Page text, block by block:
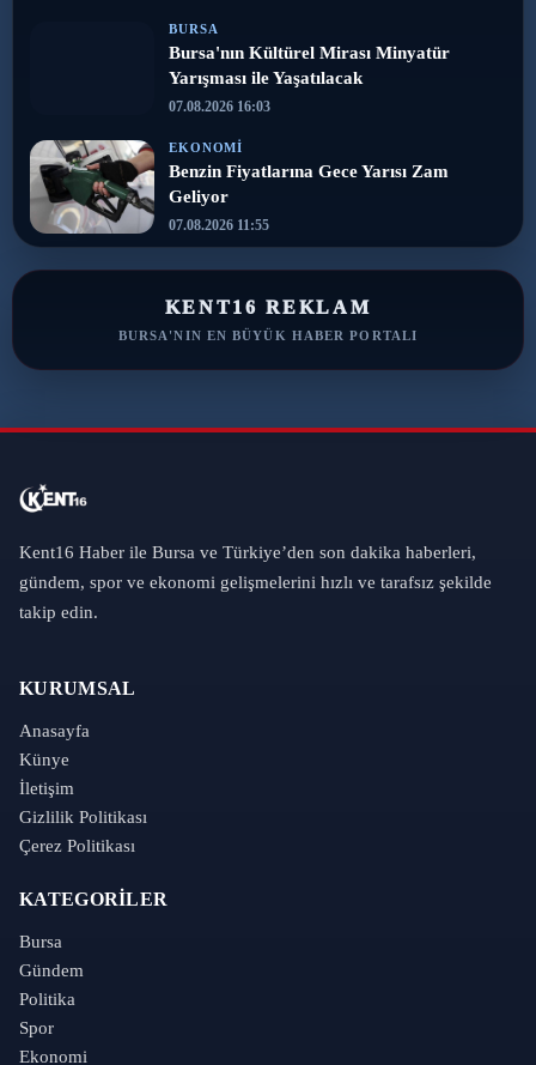
BURSA
Bursa'nın Kültürel Mirası Minyatür
Yarışması ile Yaşatılacak
07.08.2026 16:03
EKONOMI
Benzin Fiyatlarına Gece Yarısı Zam
Geliyor
07.08.2026 11:55
KENT16 REKLAM
BURSA'NIN EN BÜYÜK HABER PORTALI
Kent16 Haber ile Bursa ve Türkiye’den son dakika haberleri,
gündem, spor ve ekonomi gelişmelerini hızlı ve tarafsız şekilde
takip edin.
KURUMSAL
Anasayfa
Künye
İletişim
Gizlilik Politikası
Çerez Politikası
KATEGORILER
Bursa
Gündem
Politika
Spor
Ekonomi